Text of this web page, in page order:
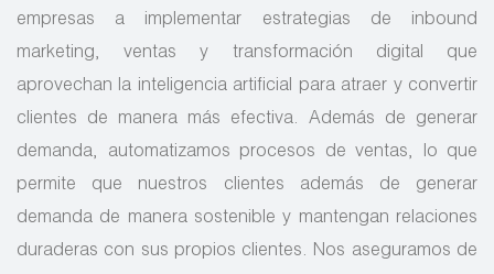
empresas a implementar estrategias de inbound
marketing, ventas y transformación digital que
aprovechan la inteligencia artificial para atraer y convertir
clientes de manera más efectiva. Además de generar
demanda, automatizamos procesos de ventas, lo que
permite que nuestros clientes además de generar
demanda de manera sostenible y mantengan relaciones
duraderas con sus propios clientes. Nos aseguramos de